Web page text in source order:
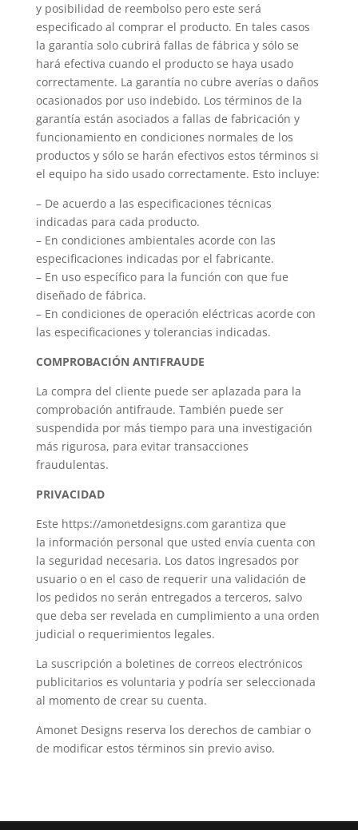
y posibilidad de reembolso pero este será
especificado al comprar el producto. En tales casos
la garantía solo cubrirá fallas de fábrica y sólo se
hará efectiva cuando el producto se haya usado
correctamente. La garantía no cubre averías o daños
ocasionados por uso indebido. Los términos de la
garantía están asociados a fallas de fabricación y
funcionamiento en condiciones normales de los
productos y sólo se harán efectivos estos términos si
el equipo ha sido usado correctamente. Esto incluye:
– De acuerdo a las especificaciones técnicas
indicadas para cada producto.
– En condiciones ambientales acorde con las
especificaciones indicadas por el fabricante.
– En uso específico para la función con que fue
diseñado de fábrica.
– En condiciones de operación eléctricas acorde con
las especificaciones y tolerancias indicadas.
COMPROBACIÓN ANTIFRAUDE
La compra del cliente puede ser aplazada para la
comprobación antifraude. También puede ser
suspendida por más tiempo para una investigación
más rigurosa, para evitar transacciones
fraudulentas.
PRIVACIDAD
Este https://amonetdesigns.com garantiza que
la información personal que usted envía cuenta con
la seguridad necesaria. Los datos ingresados por
usuario o en el caso de requerir una validación de
los pedidos no serán entregados a terceros, salvo
que deba ser revelada en cumplimiento a una orden
judicial o requerimientos legales.
La suscripción a boletines de correos electrónicos
publicitarios es voluntaria y podría ser seleccionada
al momento de crear su cuenta.
Amonet Designs reserva los derechos de cambiar o
de modificar estos términos sin previo aviso.